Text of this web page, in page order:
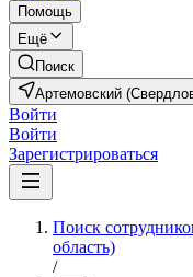
Помощь
Ещё
Поиск
Артемовский
Войти
Войти
Зарегистрироваться
Поиск
область)
/